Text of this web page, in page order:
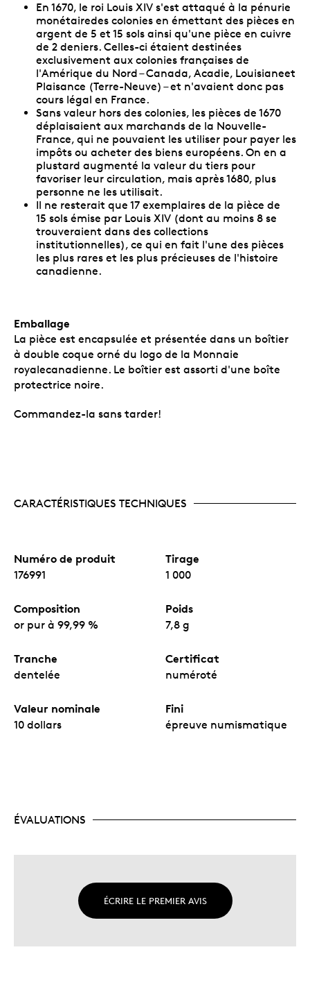
En 1670, le roi Louis XIV s'est attaqué à la pénurie
monétairedes colonies en émettant des pièces en
argent de 5 et 15 sols ainsi qu'une pièce en cuivre
de 2 deniers. Celles-ci étaient destinées
exclusivement aux colonies françaises de
l'Amérique du Nord – Canada, Acadie, Louisianeet
Plaisance (Terre-Neuve) – et n'avaient donc pas
cours légal en France.
Sans valeur hors des colonies, les pièces de 1670
déplaisaient aux marchands de la Nouvelle-
France, qui ne pouvaient les utiliser pour payer les
impôts ou acheter des biens européens. On en a
plustard augmenté la valeur du tiers pour
favoriser leur circulation, mais après 1680, plus
personne ne les utilisait.
Il ne resterait que 17 exemplaires de la pièce de
15 sols émise par Louis XIV (dont au moins 8 se
trouveraient dans des collections
institutionnelles), ce qui en fait l'une des pièces
les plus rares et les plus précieuses de l'histoire
canadienne.
Emballage
La pièce est encapsulée et présentée dans un boîtier
à double coque orné du logo de la Monnaie
royalecanadienne. Le boîtier est assorti d'une boîte
protectrice noire.
Commandez-la sans tarder!
CARACTÉRISTIQUES TECHNIQUES
Numéro de produit
176991
Tirage
1 000
Composition
or pur à 99,99 %
Poids
7,8 g
Tranche
dentelée
Certificat
numéroté
Valeur nominale
10 dollars
Fini
épreuve numismatique
ÉVALUATIONS
ÉCRIRE LE PREMIER AVIS